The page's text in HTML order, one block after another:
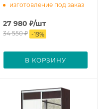
изготовление под заказ
27 980 ₽/шт
34 550₽ -19%
В КОРЗИНУ